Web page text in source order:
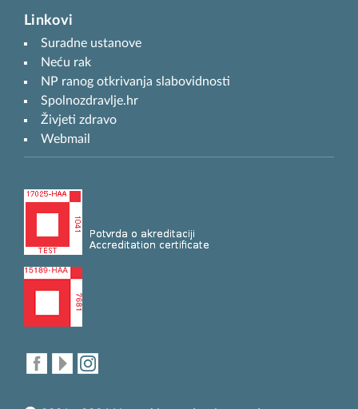
Linkovi
Suradne ustanove
Neću rak
NP ranog otkrivanja slabovidnosti
Spolnozdravlje.hr
Živjeti zdravo
Webmail